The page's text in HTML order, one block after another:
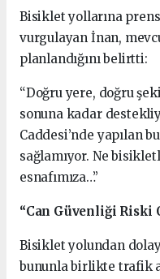
Bisiklet yollarına
vurgulayan İnan,
planlandığını belirtti:
“Doğru yere, doğru
sonuna kadar
Caddesi’nde yapılan
sağlamıyor. Ne
esnafımıza…”
“Can Güvenliği Riski
Bisiklet yolundan
bununla birlikte trafik